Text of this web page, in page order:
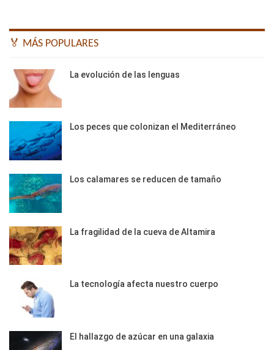
🏅 MÁS POPULARES
La evolución de las lenguas
Los peces que colonizan el Mediterráneo
Los calamares se reducen de tamaño
La fragilidad de la cueva de Altamira
La tecnología afecta nuestro cuerpo
El hallazgo de azúcar en una galaxia